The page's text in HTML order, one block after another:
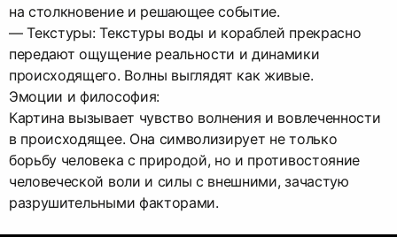
на столкновение и решающее событие.
— Текстуры: Текстуры воды и кораблей прекрасно
передают ощущение реальности и динамики
происходящего. Волны выглядят как живые.
Эмоции и философия:
Картина вызывает чувство волнения и вовлеченности
в происходящее. Она символизирует не только
борьбу человека с природой, но и противостояние
человеческой воли и силы с внешними, зачастую
разрушительными факторами.